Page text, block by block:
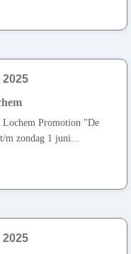
Lochem Promotion "De
m zondag 1 juni...